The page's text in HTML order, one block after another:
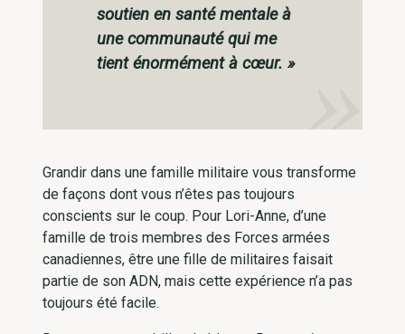
soutien en santé mentale à
une communauté qui me
tient énormément à cœur. »
Grandir dans une famille militaire vous transforme
de façons dont vous n’êtes pas toujours
conscients sur le coup. Pour Lori-Anne, d’une
famille de trois membres des Forces armées
canadiennes, être une fille de militaires faisait
partie de son ADN, mais cette expérience n’a pas
toujours été facile.